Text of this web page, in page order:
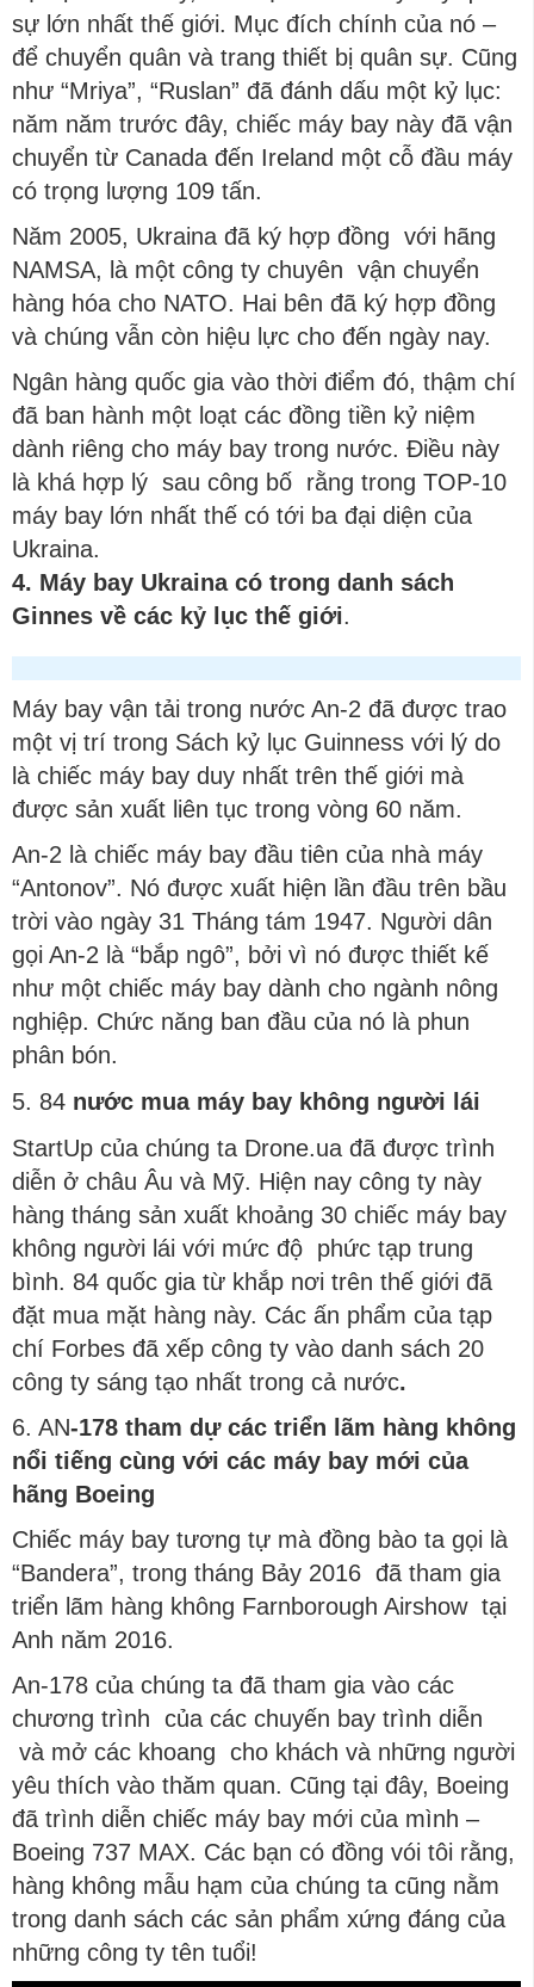
sự lớn nhất thế giới. Mục đích chính của nó –
để chuyển quân và trang thiết bị quân sự. Cũng
như “Mriya”, “Ruslan” đã đánh dấu một kỷ lục:
năm năm trước đây, chiếc máy bay này đã vận
chuyển từ Canada đến Ireland một cỗ đầu máy
có trọng lượng 109 tấn.
Năm 2005, Ukraina đã ký hợp đồng với hãng
NAMSA, là một công ty chuyên vận chuyển
hàng hóa cho NATO. Hai bên đã ký hợp đồng
và chúng vẫn còn hiệu lực cho đến ngày nay.
Ngân hàng quốc gia vào thời điểm đó, thậm chí
đã ban hành một loạt các đồng tiền kỷ niệm
dành riêng cho máy bay trong nước. Điều này
là khá hợp lý sau công bố rằng trong TOP-10
máy bay lớn nhất thế có tới ba đại diện của
Ukraina.
4. Máy bay Ukraina có trong danh sách
Ginnes về các kỷ lục thế giới.
Máy bay vận tải trong nước An-2 đã được trao
một vị trí trong Sách kỷ lục Guinness với lý do
là chiếc máy bay duy nhất trên thế giới mà
được sản xuất liên tục trong vòng 60 năm.
An-2 là chiếc máy bay đầu tiên của nhà máy
“Antonov”. Nó được xuất hiện lần đầu trên bầu
trời vào ngày 31 Tháng tám 1947. Người dân
gọi An-2 là “bắp ngô”, bởi vì nó được thiết kế
như một chiếc máy bay dành cho ngành nông
nghiệp. Chức năng ban đầu của nó là phun
phân bón.
5. 84 nước mua máy bay không người lái
StartUp của chúng ta Drone.ua đã được trình
diễn ở châu Âu và Mỹ. Hiện nay công ty này
hàng tháng sản xuất khoảng 30 chiếc máy bay
không người lái với mức độ phức tạp trung
bình. 84 quốc gia từ khắp nơi trên thế giới đã
đặt mua mặt hàng này. Các ấn phẩm của tạp
chí Forbes đã xếp công ty vào danh sách 20
công ty sáng tạo nhất trong cả nước.
6. AN-178 tham dự các triển ãm hàng không
nổi tiếng cùng với các máy bay mới của
hãng Boeing
Chiếc máy bay tương tự mà đồng bào ta gọi là
“Bandera”, trong tháng Bảy 2016 đã tham gia
triển lãm hàng không Farnborough Airshow tại
Anh năm 2016.
An-178 của chúng ta đã tham gia vào các
chương trình của các chuyến bay trình diễn
và mở các khoang cho khách và những người
yêu thích vào thăm quan. Cũng tại đây, Boeing
đã trình diễn chiếc máy bay mới của mình –
Boeing 737 MAX. Các bạn có đồng vói tôi rằng,
hàng không mẫu hạm của chúng ta cũng nằm
trong danh sách các sản phẩm xứng đáng của
những công ty tên tuổi!